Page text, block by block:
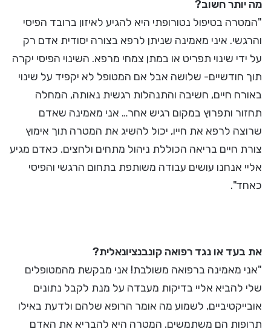
מה יותר חשוב?
"המטרה בטיפול נטורופתי היא להגיע לאיזון ברובד הפיסי
והרגשי. איני מאמינה שניתן לרפא בצורה יסודית אדם רק
על ידי שינוי תפריט או במתן צמחי מרפא. השינוי הפיסי יקרה
תוך חודשיים- שלושה אבל אם המטופל לא יקפיד על שינוי
באורח חיים, חשיבה והתנהלות רגשית נאותה, המחלה
תחזור ותפרוץ במקום רגיש אחר… אני מאמינה שאדם
שרוצה לרפא את חייו, יכול להשיג את המטרה תוך אימוץ
צורת חיים בריאה הכוללת ניהול מתחים ולחצים. כאדם מגיע
אליי אנחנו עושים עבודה משותפת בתחום הרגשי והפיסי
כאחד".
את בעד או נגד רפואה קונבנציונאלית?
"אני מאמינה ברפואה משולבת! אני מבקשת מהמטופלים
שלי להביא אליי בדיקות מעבדה על מנת לקבל נתונים
אובייקטיביים, לשמוע מה אומר הרופא שלהם ולדעת באילו
תרופות הם משתמשים. המטרה היא להבריא את האדם